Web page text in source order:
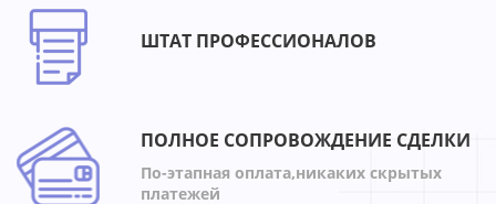
ШТАТ ПРОФЕССИОНАЛОВ
ПОЛНОЕ СОПРОВОЖДЕНИЕ СДЕЛКИ
По-этапная оплата,никаких скрытых
платежей